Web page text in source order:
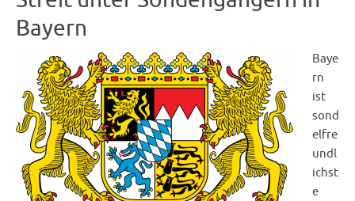
Bayern
Baye
rn
ist
sond
elfre
undl
ichst
e